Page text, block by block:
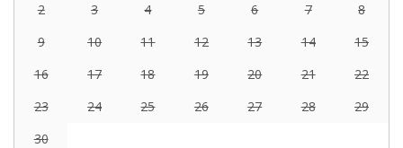
2
3 4 5 6 7
8
9
10 11 12 13 14
15
16
17 18 19 20 21
22
23
24 25 26 27 28
29
30